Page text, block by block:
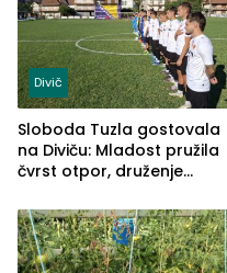
Divič
Sloboda Tuzla gostovala
na Diviču: Mladost pružila
čvrst otpor, druženje
jezera